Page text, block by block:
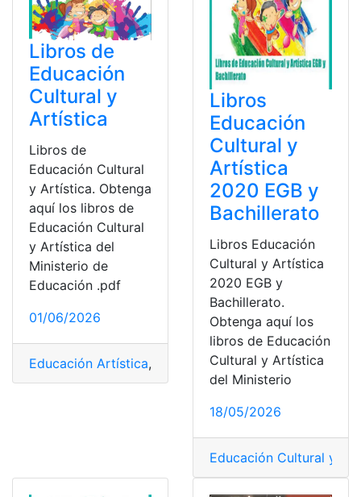
Libros de
Educación
Cultural y
Artística
Libros de
Educación Cultural
y Artística. Obtenga
aquí los libros de
Educación Cultural
y Artística del
Ministerio de
Educación .pdf
01/06/2026
Educación Artística, Libro,Mineduc,Ministerio
Libros
Educación
Cultural y
Artística
2020 EGB y
Bachillerato
Libros Educación
Cultural y Artística
2020 EGB y
Bachillerato.
Obtenga aquí los
libros de Educación
Cultural y Artística
del Ministerio
18/05/2026
Educación Cultural y